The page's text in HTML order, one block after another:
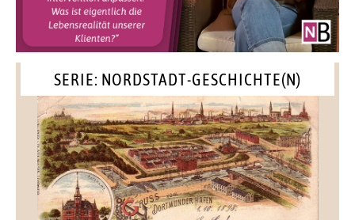
SERIE: NORDSTADT-GESCHICHTE(N)